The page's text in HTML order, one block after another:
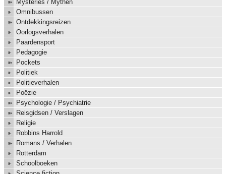
Mysteries / Mythen
Omnibussen
Ontdekkingsreizen
Oorlogsverhalen
Paardensport
Pedagogie
Pockets
Politiek
Politieverhalen
Poëzie
Psychologie / Psychiatrie
Reisgidsen / Verslagen
Religie
Robbins Harrold
Romans / Verhalen
Rotterdam
Schoolboeken